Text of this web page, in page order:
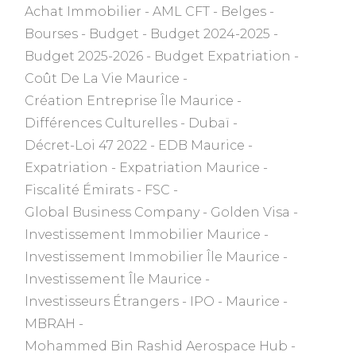
Achat Immobilier AML CFT
Belges
Bourses
Budget
Budget 2024-2025
Budget 2025-2026
Budget Expatriation
Coût De La Vie Maurice
Création Entreprise Île Maurice
Différences Culturelles
Dubaï
Décret-Loi 47 2022
EDB Maurice
Expatriation
Expatriation Maurice
Fiscalité Émirats
FSC
Global Business Company
Golden Visa
Investissement Immobilier Maurice
Investissement Immobilier Île Maurice
Investissement Île Maurice
Investisseurs Étrangers
IPO
Maurice
MBRAH
Mohammed Bin Rashid Aerospace Hub